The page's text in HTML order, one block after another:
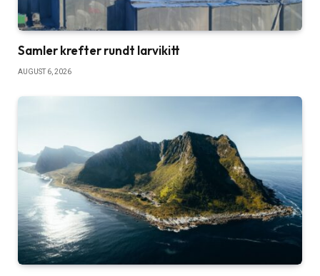
Samler krefter rundt larvikitt
AUGUST 6, 2026